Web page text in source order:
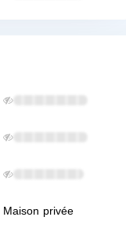
Maison privée